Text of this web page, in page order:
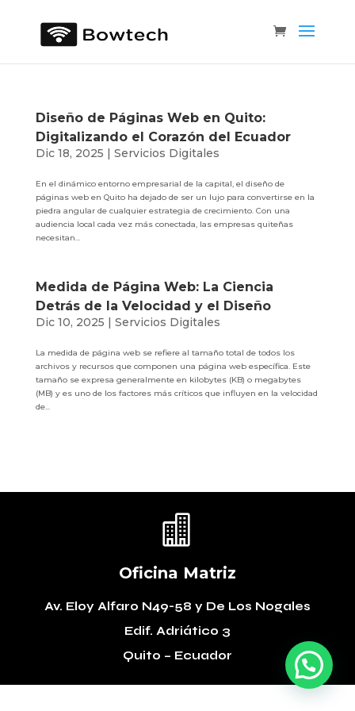
Diseño de Páginas Web en Quito:
Digitalizando el Corazón del Ecuador
Dic 18, 2025 | Servicios Digitales
En el dinámico entorno empresarial de la capital, el diseño de
páginas web en Quito ha dejado de ser un lujo para convertirse en la
piedra angular de cualquier estrategia de crecimiento. Con una
audiencia local cada vez más conectada, las empresas quiteñas
necesitan...
Medida de Página Web: La Ciencia
Detrás de la Velocidad y el Diseño
Dic 10, 2025 | Servicios Digitales
La medida de página web se refiere al tamaño total de todos los
archivos y recursos que componen una página web específica. Este
tamaño se expresa generalmente en kilobytes (KB) o megabytes
(MB) y es uno de los factores más críticos que influyen en la velocidad
de...

Oficina Matriz
Av. Eloy Alfaro N49-58 y De Los Nogales
Edif. Adriático 3
Quito – Ecuador